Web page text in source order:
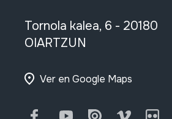
Tornola kalea, 6 - 20180
OIARTZUN
Ver en Google Maps